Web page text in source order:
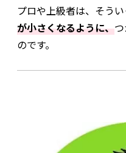
プロや上級者は、そう
が小さくなるように、
のです。